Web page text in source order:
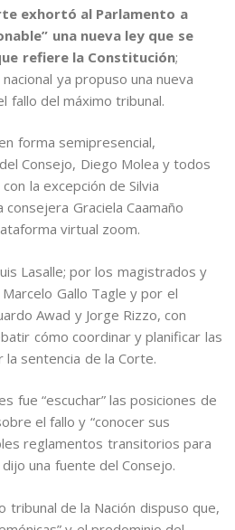
exhortó al Parlamento a
una nueva ley que se
refiere la Constitución;
ya propuso una nueva
fallo del máximo tribunal.
forma semipresencial,
Consejo, Diego Molea y todos
la excepción de Silvia
Graciela Caamaño
virtual zoom.
Lasalle; por los magistrados y
Gallo Tagle y por el
Awad y Jorge Rizzo, con
cómo coordinar y planificar las
sentencia de la Corte.
fue “escuchar” las posiciones de
el fallo y “conocer sus
reglamentos transitorios para
una fuente del Consejo.
tribunal de la Nación dispuso que,